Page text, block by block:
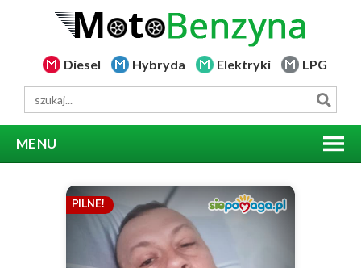
Diesel Hybryda Elektryki LPG
MENU